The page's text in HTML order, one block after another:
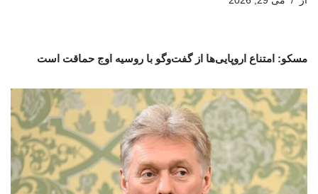
مسکو: امتناع اروپایی‌ها از گفت‌وگو با روسیه اوج حماقت است